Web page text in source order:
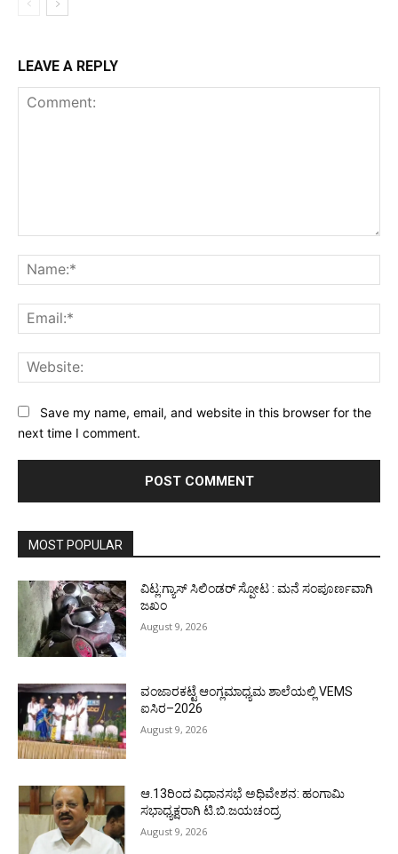
LEAVE A REPLY
Save my name, email, and website in this browser for the
next time I comment.
MOST POPULAR
ವಿಟ್ಲ:ಗ್ಯಾಸ್ ಸಿಲಿಂಡರ್ ಸ್ಪೋಟ : ಮನೆ ಸಂಪೂರ್ಣವಾಗಿ
ಜಖಂ
August 9, 2026
ವಂಜಾರಕಟ್ಟೆ ಆಂಗ್ಲಮಾಧ್ಯಮ ಶಾಲೆಯಲ್ಲಿ VEMS
ಐಸಿರ–2026
August 9, 2026
ಆ.13ರಿಂದ ವಿಧಾನಸಭೆ ಅಧಿವೇಶನ: ಹಂಗಾಮಿ
ಸಭಾಧ್ಯಕ್ಷರಾಗಿ ಟಿ.ಬಿ.ಜಯಚಂದ್ರ
August 9, 2026